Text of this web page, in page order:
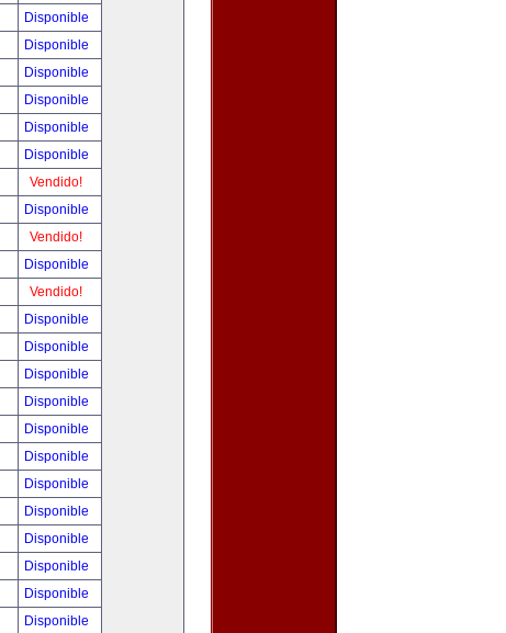
Disponible
Disponible
Disponible
Disponible
Disponible
Disponible
Vendido!
Disponible
Vendido!
Disponible
Vendido!
Disponible
Disponible
Disponible
Disponible
Disponible
Disponible
Disponible
Disponible
Disponible
Disponible
Disponible
Disponible